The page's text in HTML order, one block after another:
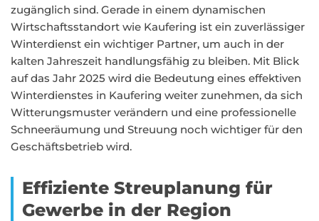
zugänglich sind. Gerade in einem dynamischen
Wirtschaftsstandort wie Kaufering ist ein zuverlässiger
Winterdienst ein wichtiger Partner, um auch in der
kalten Jahreszeit handlungsfähig zu bleiben. Mit Blick
auf das Jahr 2025 wird die Bedeutung eines effektiven
Winterdienstes in Kaufering weiter zunehmen, da sich
Witterungsmuster verändern und eine professionelle
Schneeräumung und Streuung noch wichtiger für den
Geschäftsbetrieb wird.
Effiziente Streuplanung für
Gewerbe in der Region